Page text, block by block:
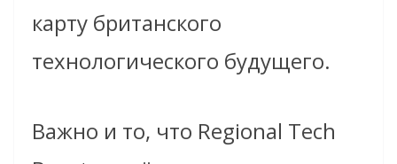
карту британского
технологического будущего.
Важно и то, что Regional Tech